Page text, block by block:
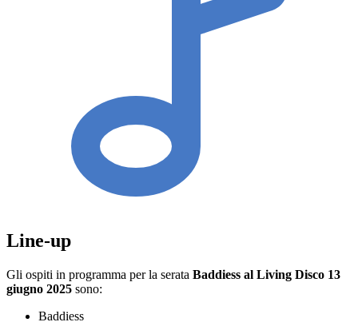
Line-up
Gli ospiti in programma per la serata Baddiess al Living Disco 13
giugno 2025 sono:
Baddiess